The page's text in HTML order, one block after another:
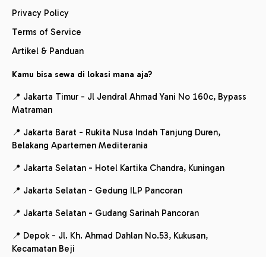
Privacy Policy
Terms of Service
Artikel & Panduan
Kamu bisa sewa di lokasi mana aja?
📍 Jakarta Timur - Jl Jendral Ahmad Yani No 160c, Bypass
Matraman
📍 Jakarta Barat - Rukita Nusa Indah Tanjung Duren,
Belakang Apartemen Mediterania
📍 Jakarta Selatan - Hotel Kartika Chandra, Kuningan
📍 Jakarta Selatan - Gedung ILP Pancoran
📍 Jakarta Selatan - Gudang Sarinah Pancoran
📍 Depok - Jl. Kh. Ahmad Dahlan No.53, Kukusan,
Kecamatan Beji